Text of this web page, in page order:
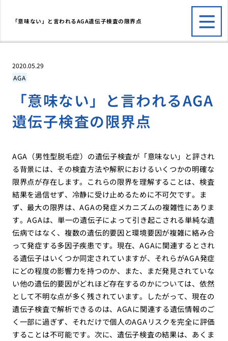
「意味ない」と言われるAGA遺伝子検査の限界点
2020.05.29
AGA
「意味ない」と言われるAGA
遺伝子検査の限界点
AGA（男性型脱毛症）の遺伝子検査が「意味ない」と評され
る背景には、その検査方法や解釈におけるいくつかの明確な
限界点が存在します。これらの限界を理解することは、検査
結果を過信せず、冷静に受け止めるために不可欠です。ま
ず、最大の限界は、AGAの発症メカニズムの複雑性にありま
す。AGAは、単一の遺伝子によって引き起こされる単純な遺
伝病ではなく、複数の遺伝的要因と環境要因が複雑に絡み合
って発症する多因子疾患です。現在、AGAに関連するとされ
る遺伝子はいくつか同定されていますが、それらがAGA発症
にどの程度の影響力を持つのか、また、まだ発見されていな
い他の遺伝的要因がどれほど存在するのかについては、依然
として不明な点が多く残されています。したがって、現在の
遺伝子検査で解析できるのは、AGAに関連する遺伝情報のご
く一部に過ぎず、それだけで個人のAGAリスクを完全に評価
することは不可能です。次に、遺伝子検査の結果は、あくま